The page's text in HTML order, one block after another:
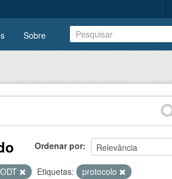
Sobre
Ordenar por
ODT Etiquetas: protocolo